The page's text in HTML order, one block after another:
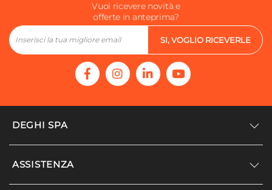
Vuoi ricevere novità e
offerte in anteprima?
SI, VOGLIO RICEVERLE
DEGHI SPA
Accedi/Registrati
ASSISTENZA